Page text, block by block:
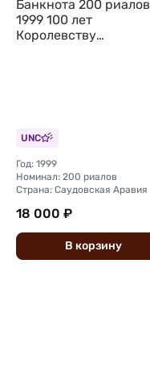
Банкнота 200 риалов
1999 100 лет
Королевству
UNC
Год: 1999
Номинал: 200 риалов
Страна: Саудовская Аравия
18 000 ₽
В корзину